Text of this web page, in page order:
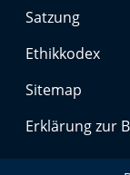
Satzung
Ethikkodex
Sitemap
Erklärung zur
Cookies, die
werden.
Marketing